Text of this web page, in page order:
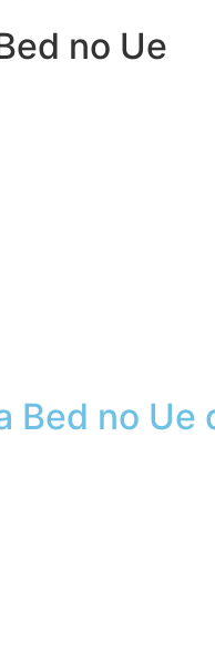
no Ue
Bed no Ue